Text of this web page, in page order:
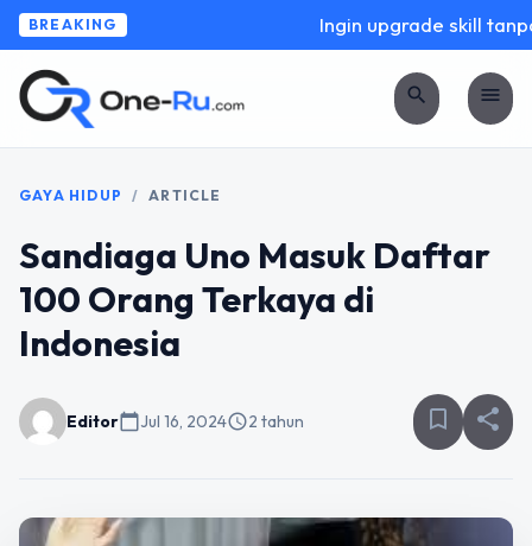
BREAKING Ingin upgrade skill
search menu
GAYA HIDUP / ARTICLE
Sandiaga Uno Masuk Daftar
100 Orang Terkaya di
Indonesia
Editorcalendar_today Jul 16, 2024schedule2 tahun bookmark_border share